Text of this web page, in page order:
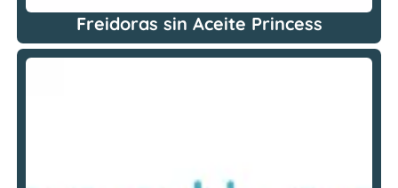
Freidoras sin Aceite Princess